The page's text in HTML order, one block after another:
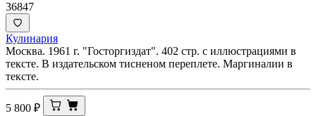
36847
Кулинария
Москва. 1961 г. "Госторгиздат". 402 стр. с иллюстрациями в
тексте. В издательском тисненом переплете. Маргиналии в
тексте.
5 800 ₽